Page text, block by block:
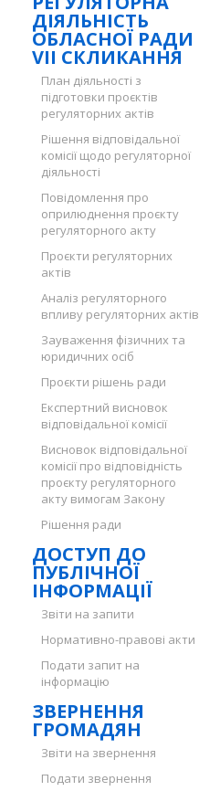
ДІЯЛЬНІСТЬ
ОБЛАСНОЇ РАДИ
VII СКЛИКАННЯ
План діяльності з
підготовки проєктів
регуляторних актів
Рішення відповідальної
комісії щодо регуляторної
діяльності
Повідомлення про
оприлюднення проєкту
регуляторного акту
Проєкти регуляторних
актів
Аналіз регуляторного
впливу регуляторних актів
Зауваження фізичних та
юридичних осіб
Проєкти рішень ради
Експертний висновок
відповідальної комісії
Висновок відповідальної
комісії про відповідність
проєкту регуляторного
акту вимогам Закону
Рішення ради
ДОСТУП ДО
ПУБЛІЧНОЇ
ІНФОРМАЦІЇ
Звіти на запити
Нормативно-правові акти
Подати запит на
інформацію
ЗВЕРНЕННЯ
ГРОМАДЯН
Звіти на звернення
Подати звернення